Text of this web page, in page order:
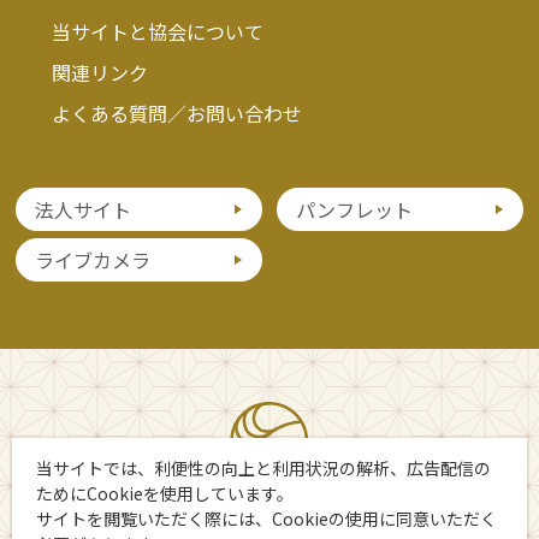
当サイトと協会について
関連リンク
よくある質問／お問い合わせ
法人サイト
パンフレット
ライブカメラ
当サイトでは、利便性の向上と利用状況の解析、広告配信の
ためにCookieを使用しています。
サイトを閲覧いただく際には、Cookieの使用に同意いただく